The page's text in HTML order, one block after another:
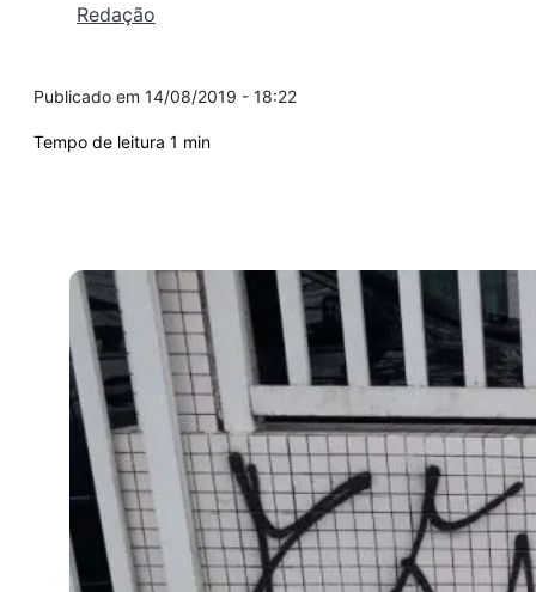
Redação
14/08/2019 - 18:22